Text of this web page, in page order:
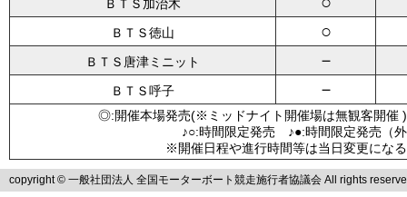
ＢＴＳ加治木
ＢＴＳ徳山 ○
ＢＴＳ唐津ミニット －
ＢＴＳ呼子 －
◎:開催本場発売(※ミッドナイト開催場は無観客
♪○:時間限定発売 ♪●:時間限定発売
※開催日程や進行時間等は当日変更にな
copyright © 一般社団法人 全国モーターボート競走施行者協議会 All rights